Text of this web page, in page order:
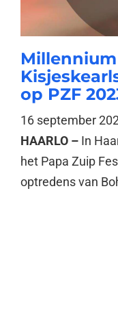
op PZF
16 september
HAARLO – In
het Papa Zuip
optredens van